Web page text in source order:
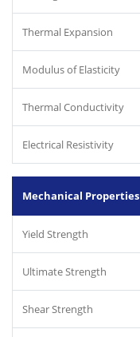
Thermal Expansion
Modulus of Elasticity
Thermal Conductivity
Electrical Resistivity
Mechanical Properties
Yield Strength
Ultimate Strength
Shear Strength